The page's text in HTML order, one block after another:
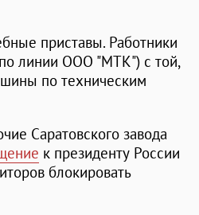
приставы. Работники
линии ООО "МТК") с той,
по техническим
Саратовского завода
к президенту России
блокировать